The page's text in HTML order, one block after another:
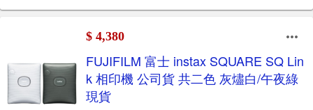
$ 4,380
FUJIFILM 富士 instax SQUARE SQ Lin
k 相印機 公司貨 共二色 灰燼白/午夜綠
現貨